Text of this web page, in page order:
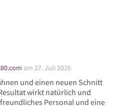
am 27. Juli 2026
und einen neuen Schnitt
wirkt natürlich und
Personal und eine